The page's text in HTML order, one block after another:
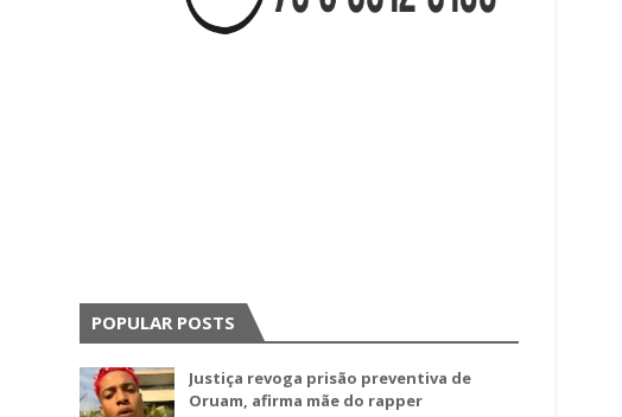
POPULAR POSTS
Justiça revoga prisão preventiva de
Oruam, afirma mãe do rapper